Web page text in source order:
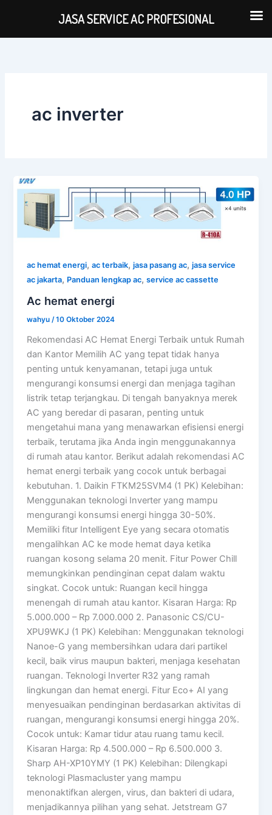
konten
ac inverter
ac hemat energi,ac terbaik,jasa pasang ac,jasa service
ac jakarta, Panduan lengkap ac,service ac cassette
Ac hemat energi
wahyu/10 Oktober 2024
Rekomendasi AC Hemat Energi Terbaik untuk Rumah
dan Kantor Memilih AC yang tepat tidak hanya
penting untuk kenyamanan, tetapi juga untuk
mengurangi konsumsi energi dan menjaga tagihan
listrik tetap terjangkau. Di tengah banyaknya merek
AC yang beredar di pasaran, penting untuk
mengetahui mana yang menawarkan efisiensi energi
terbaik, terutama jika Anda ingin menggunakannya
di rumah atau kantor. Berikut adalah rekomendasi AC
hemat energi terbaik yang cocok untuk berbagai
kebutuhan. 1. Daikin FTKM25SVM4 (1 PK) Kelebihan:
Menggunakan teknologi Inverter yang mampu
mengurangi konsumsi energi hingga 30-50%.
Memiliki fitur Intelligent Eye yang secara otomatis
mengalihkan AC ke mode hemat daya ketika
ruangan kosong selama 20 menit. Fitur Power Chill
memungkinkan pendinginan cepat dalam waktu
singkat. Cocok untuk: Ruangan kecil hingga
menengah di rumah atau kantor. Kisaran Harga: Rp
5.000.000 – Rp 7.000.000 2. Panasonic CS/CU-
XPU9WKJ (1 PK) Kelebihan: Menggunakan teknologi
Nanoe-G yang membersihkan udara dari partikel
kecil, baik virus maupun bakteri, menjaga kesehatan
ruangan. Teknologi Inverter R32 yang ramah
lingkungan dan hemat energi. Fitur Eco+ AI yang
menyesuaikan pendinginan berdasarkan aktivitas di
ruangan, mengurangi konsumsi energi hingga 20%.
Cocok untuk: Kamar tidur atau ruang tamu kecil.
Kisaran Harga: Rp 4.500.000 – Rp 6.500.000 3.
Sharp AH-XP10YMY (1 PK) Kelebihan: Dilengkapi
teknologi Plasmacluster yang mampu
menonaktifkan alergen, virus, dan bakteri di udara,
menjadikannya pilihan yang sehat. Jetstream G7
JASA SERVICE AC PROFESIONAL